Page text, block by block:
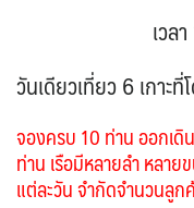
PHL ฟิลิปปินส์ 1
SYR ซีเรีย 0
TJK ทาจิกิสถาน 1
3
ISL ไอซ์แลนด์ 4
NLD เนเธอร์แลนด์ 0
POL โปแลนด์ 3
เวล
วันเดียวเที่ยว 6 เกาะที่
จองครบ 10 ท่าน ออกเดิ
ท่าน เรือมีหลายลำ หลา
แต่ละวัน จำกัดจำนวนลู